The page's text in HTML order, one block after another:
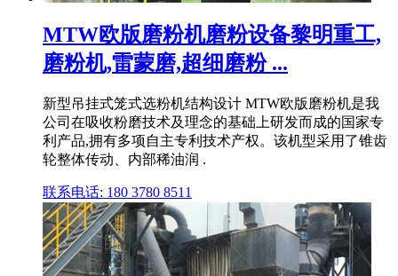
MTW欧版磨粉机磨粉设备黎明重工,
磨粉机,雷蒙磨,超细磨粉 ...
新型吊挂式笼式选粉机结构设计 MTW欧版磨粉机是我
公司在吸收粉磨技术及理念的基础上研发而成的国家专
利产品,拥有多项自主专利技术产权。该机型采用了锥齿
轮整体传动、内部稀油润 .
联系电话: 180 3780 8511